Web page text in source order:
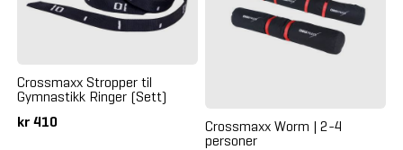
Crossmaxx Stropper til
Gymnastikk Ringer (Sett)
kr 410
Crossmaxx Worm | 2-4
personer